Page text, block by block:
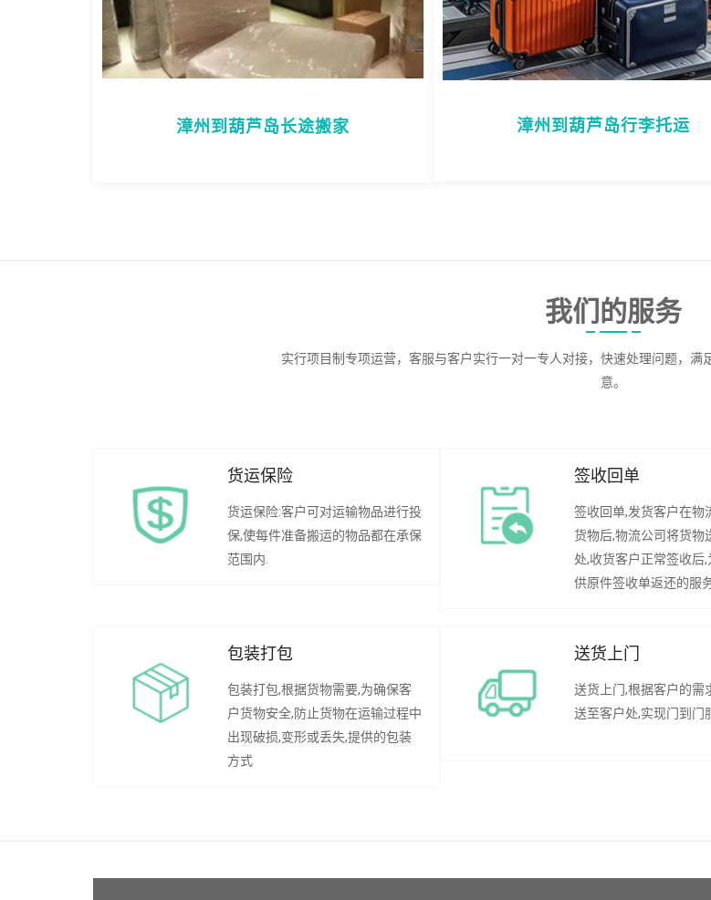
漳州到葫芦岛长途搬家 漳州到葫芦岛行李托运
我们的服务
实行项目制专项运营，客服与客户实行一对一专人对接，快速处理问题，
意。
货运保险
货运保险:客户可对运输物品进行投
保,使每件准备搬运的物品都在承保
范围内.
签收回单
签收回单,发货客户在物
货物后,物流公司将货物
处,收货客户正常签收后,
供原件签收单返还的服
包装打包
包装打包,根据货物需要,为确保客
户货物安全,防止货物在运输过程中
出现破损,变形或丢失,提供的包装
方式
送货上门
送货上门,根据客户的需
送至客户处,实现门到门